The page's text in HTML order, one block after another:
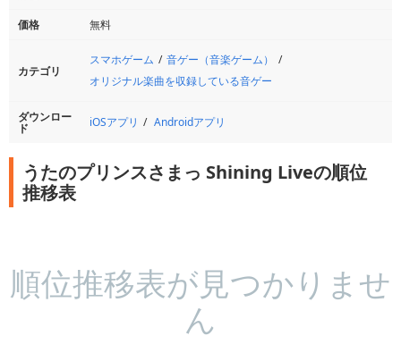
価格
無料
カテゴリ
スマホゲーム
音ゲー（音楽ゲーム）
オリジナル楽曲を収録している音ゲー
ダウンロー
ド iOSアプリ Androidアプリ
うたのプリンスさまっ Shining Liveの順位
推移表
順位推移表が見つかりませ
ん